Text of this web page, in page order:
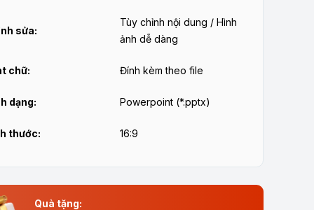
sửa:
Tùy chỉnh nội dung / Hình
ảnh dễ dàng
chữ: Đính kèm theo file
dạng: Powerpoint (*.pptx)
thước: 16:9
Quà tặng: